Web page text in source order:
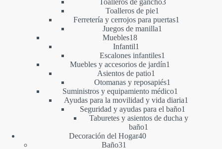
Toalleros de gancho3
Toalleros de pie1
producto
Ferretería y cerrojos para puertas1
Juegos de manilla1
Muebles1818
productos
Infantil1
producto
Escalones infantiles1
producto
Muebles y accesorios de jardín1
Asientos de patio1
producto
Otomanas y reposapiés1
producto
Suministros y equipamiento médico1
producto
Ayudas para la movilidad y vida diaria1
Seguridad y ayudas para el baño1
producto
Taburetes y asientos de ducha y
baño1
Decoración del Hogar4040
Baño31